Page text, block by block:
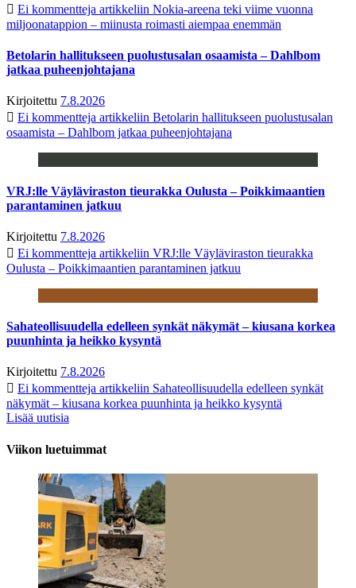
Ei kommentteja artikkeliin Nokia-areena teki viime vuonna
miljoonatappion – miinusta roimasti aiempaa enemmän
Betolarin hallitukseen puolustusalan osaamista – Dahlbom
jatkaa puheenjohtajana
Kirjoitettu 7.8.2026
Ei kommentteja artikkeliin Betolarin hallitukseen puolustusalan
osaamista – Dahlbom jatkaa puheenjohtajana
VRJ:lle Väyläviraston tieurakka Oulusta – Poikkimaantien
parantaminen jatkuu
Kirjoitettu 7.8.2026
Ei kommentteja artikkeliin VRJ:lle Väyläviraston tieurakka
Oulusta – Poikkimaantien parantaminen jatkuu
Sahateollisuudella edelleen synkät näkymät – kiusana korkea
puunhinta ja heikko kysyntä
Kirjoitettu 7.8.2026
Ei kommentteja artikkeliin Sahateollisuudella edelleen synkät
näkymät – kiusana korkea puunhinta ja heikko kysyntä
Lisää uutisia
Viikon luetuimmat